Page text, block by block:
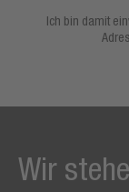
Ich bin damit
Wir